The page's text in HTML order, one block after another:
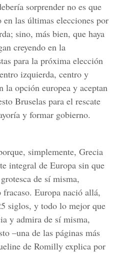
sorprender no es que
en las últimas elecciones por
sino, más bien, que haya
creyendo en la
para la próxima elección
izquierda, centro y
la opción europea y aceptan
Bruselas para el rescate
y formar gobierno.
simplemente, Grecia
integral de Europa sin que
de sí misma,
fracaso. Europa nació allá,
siglos, y todo lo mejor que
y admira de sí misma,
–una de las páginas más
de Romilly explica por